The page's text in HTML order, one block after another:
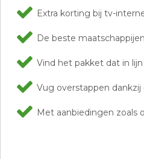
Extra korting bij tv-
De beste
Vind het pakket dat in
Vug overstappen dankzij
Met aanbiedingen zoals